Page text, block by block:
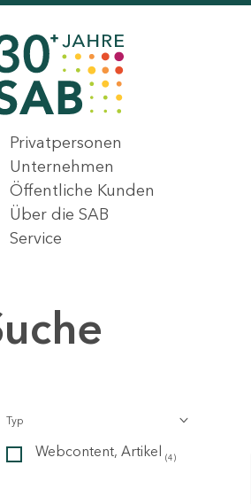
Privatpersonen
Unternehmen
Öffentliche Kunden
Über die SAB
Service
Typ
Webcontent, Artikel (4)